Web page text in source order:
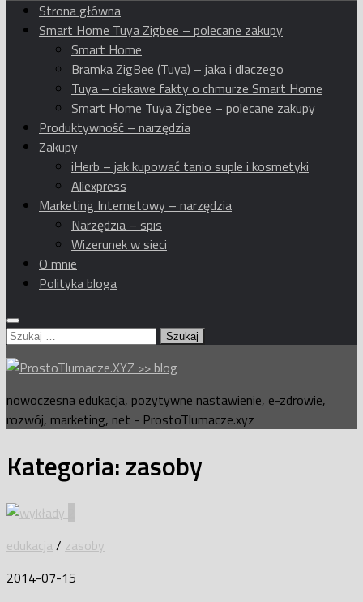
Strona główna
Smart Home Tuya Zigbee – polecane zakupy
Smart Home
Bramka ZigBee (Tuya) – jaka i dlaczego
Tuya – ciekawe fakty o chmurze Smart Home
Smart Home Tuya Zigbee – polecane zakupy
Produktywność – narzędzia
Zakupy
iHerb – jak kupować tanio suple i kosmetyki
Aliexpress
Marketing Internetowy – narzędzia
Narzędzia – spis
Wizerunek w sieci
O mnie
Polityka bloga
Szukaj:
nowoczesna edukacja, pozytywne nastawienie, e-zdrowie,
rozwój, marketing, net - ProstoTlumacze.xyz
Kategoria:zasoby
edukacja/ zasoby
2014-07-15